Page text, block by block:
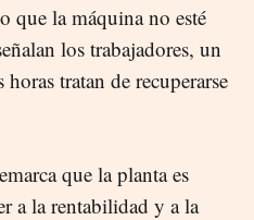
que la máquina no esté
los trabajadores, un
tratan de recuperarse
que la planta es
a la rentabilidad y a la